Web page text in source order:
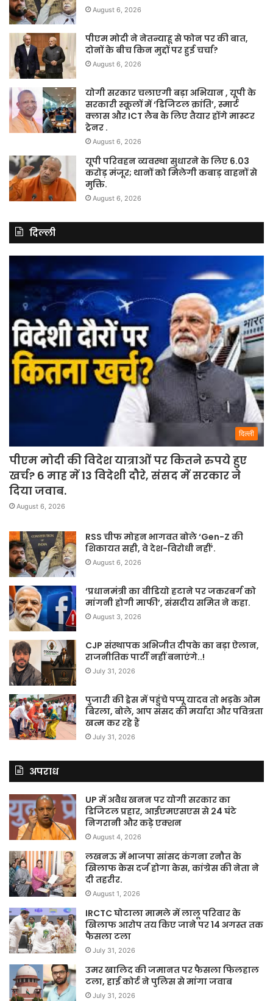
August 6, 2026
पीएम मोदी ने नेतन्याहू से फोन पर की बात,
दोनों के बीच किन मुद्दों पर हुई चर्चा?
August 6, 2026
योगी सरकार चलाएगी बड़ा अभियान , यूपी के
सरकारी स्कूलों में ‘डिजिटल क्रांति’, स्मार्ट
क्लास और ICT लैब के लिए तैयार होंगे मास्टर
ट्रेनर .
August 6, 2026
यूपी परिवहन व्यवस्था सुधारने के लिए 6.03
करोड़ मंजूर; थानों को मिलेगी कबाड़ वाहनों से
मुक्ति.
August 6, 2026
दिल्ली
दिल्ली
पीएम मोदी की विदेश यात्राओं पर कितने रुपये हुए
खर्च? 6 माह में 13 विदेशी दौरे, संसद में सरकार ने
दिया जवाब.
August 6, 2026
RSS चीफ मोहन भागवत बोले ‘Gen-Z की
शिकायत सही, वे देश-विरोधी नहीं’.
August 6, 2026
‘प्रधानमंत्री का वीडियो हटाने पर जकरबर्ग को
मांगनी होगी माफी’, संसदीय समित ने कहा.
August 3, 2026
CJP संस्थापक अभिजीत दीपके का बड़ा ऐलान,
राजनीतिक पार्टी नहीं बनाएंगे..!
July 31, 2026
पुजारी की ड्रेस में पहुंचे पप्पू यादव तो भड़के ओम
बिरला, बोले, आप संसद की मर्यादा और पवित्रता
खत्म कर रहे हैं
July 31, 2026
अपराध
UP में अवैध खनन पर योगी सरकार का
डिजिटल प्रहार, आईएमएसएस से 24 घंटे
निगरानी और कड़े एक्शन
August 4, 2026
लखनऊ में भाजपा सांसद कंगना रनौत के
खिलाफ केस दर्ज होगा केस, कांग्रेस की नेता ने
दी तहरीर.
August 1, 2026
IRCTC घोटाला मामले में लालू परिवार के
खिलाफ आरोप तय किए जाने पर 14 अगस्त तक
फैसला टला
July 31, 2026
उमर खालिद की जमानत पर फैसला फिलहाल
टला, हाई कोर्ट ने पुलिस से मांगा जवाब
July 31, 2026